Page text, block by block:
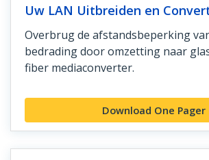
Uw LAN Uitbreiden en
Overbrug de afstandsbeperking
bedrading door omzetting naar
fiber mediaconverter.
Download One Pager